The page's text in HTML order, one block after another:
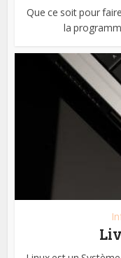
Que ce soit pour
la